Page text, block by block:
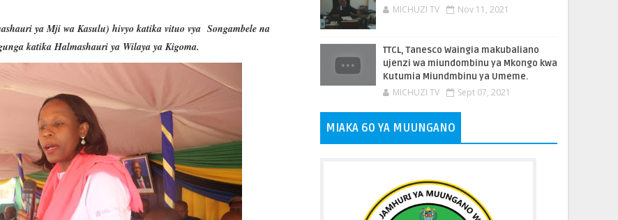
ya Mji wa Kasulu) hivyo katika vituo vya Songambele na
katika Halmashauri ya Wilaya ya Kigoma.
MICHUZI TV Nov 11, 2021
TTCL, Tanesco Waingia makubaliano
ujenzi wa miundombinu ya Mkongo kwa
Kutumia Miundmbinu ya Umeme.
MICHUZI TV Sept 07, 2021
MIAKA 60 YA MUUNGANO